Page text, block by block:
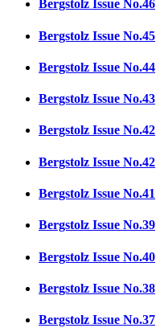
Bergstolz Issue No.46
Bergstolz Issue No.45
Bergstolz Issue No.44
Bergstolz Issue No.43
Bergstolz Issue No.42
Bergstolz Issue No.42
Bergstolz Issue No.41
Bergstolz Issue No.39
Bergstolz Issue No.40
Bergstolz Issue No.38
Bergstolz Issue No.37